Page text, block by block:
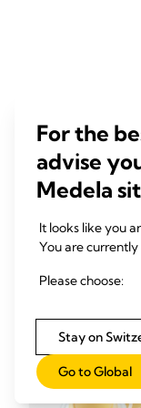
For the
advise
Medela
It looks like you
You are
Please choose:
Stay on
Go to Global